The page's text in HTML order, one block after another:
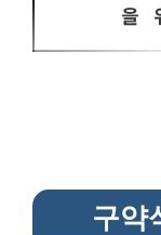
을
구약